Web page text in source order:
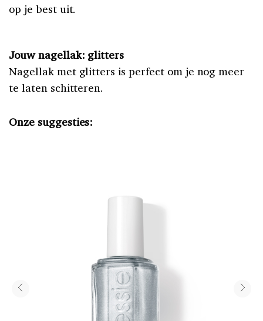
op je best uit.
Jouw nagellak: glitters
Nagellak met glitters is perfect om je nog meer
te laten schitteren.
Onze suggesties: